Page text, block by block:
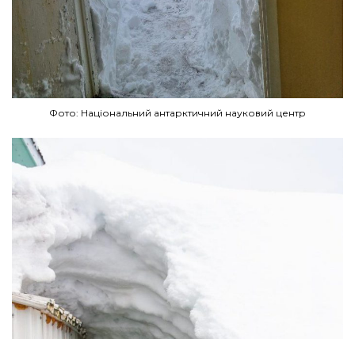
Фото: Національний антарктичний науковий центр